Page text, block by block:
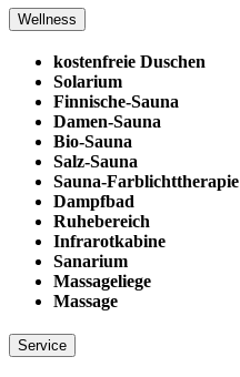
Wellness
kostenfreie Duschen
Solarium
Finnische-Sauna
Damen-Sauna
Bio-Sauna
Salz-Sauna
Sauna-Farblichttherapie
Dampfbad
Ruhebereich
Infrarotkabine
Sanarium
Massageliege
Massage
Service